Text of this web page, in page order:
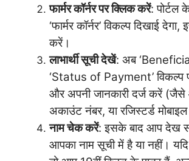
फार्मर कॉर्नर पर क्लिक करें: पोर्टल
‘फार्मर कॉर्नर’ विकल्प दिखाई
करें।
लाभार्थी सूची देखें: अब
‘Status of Payment’ विकल्प
और अपनी जानकारी दर्ज करें (जैसे
अकाउंट नंबर, या रजिस्टर्ड
नाम चेक करें: इसके बाद आप देख
आपका नाम सूची में है या नहीं।